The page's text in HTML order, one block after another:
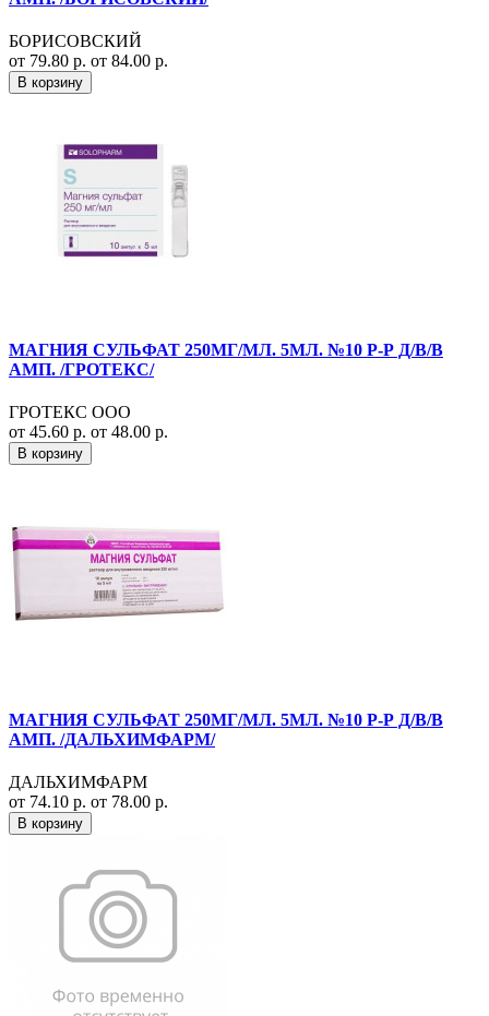
БОРИСОВСКИЙ
от 79.80 р. от 84.00 р.
В корзину
МАГНИЯ СУЛЬФАТ 250МГ/МЛ. 5МЛ. №10 Р-Р Д/В/В
АМП. /ГРОТЕКС/
ГРОТЕКС ООО
от 45.60 р. от 48.00 р.
В корзину
МАГНИЯ СУЛЬФАТ 250МГ/МЛ. 5МЛ. №10 Р-Р Д/В/В
АМП. /ДАЛЬХИМФАРМ/
ДАЛЬХИМФАРМ
от 74.10 р. от 78.00 р.
В корзину